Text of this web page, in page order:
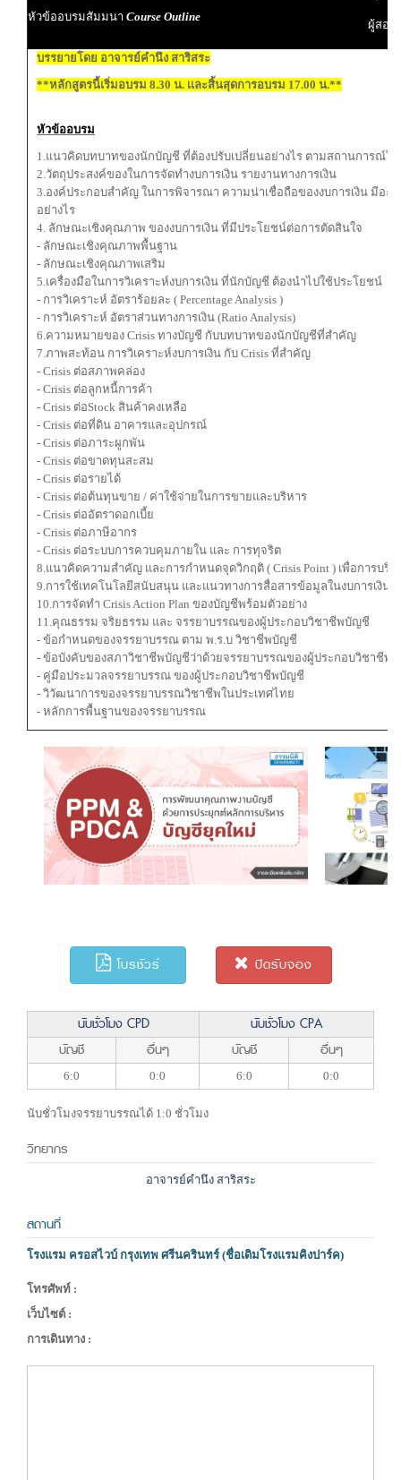
หัวข้ออบรมสัมมนา Course Outline
ผู้สอบ
บรรยายโดย อาจารย์คำนึง สาริสระ
**หลักสูตรนี้เริ่มอบรม 8.30 น. เเละสิ้นสุดการอบรม 17.00 น.**
หัวข้ออบรม
1.แนวคิดบทบาทของนักบัญชี ที่ต้องปรับเปลี่ยนอย่างไร ตามสถานการณ์ใ
2.วัตถุประสงค์ของในการจัดทำงบการเงิน รายงานทางการเงิน
3.องค์ประกอบสำคัญ ในการพิจารณา ความน่าเชื่อถือของงบการเงิน มีอะ
อย่างไร
4. ลักษณะเชิงคุณภาพ ของงบการเงิน ที่มีประโยชน์ต่อการตัดสินใจ
- ลักษณะเชิงคุณภาพพื้นฐาน
- ลักษณะเชิงคุณภาพเสริม
5.เครื่องมือในการวิเคราะห์งบการเงิน ที่นักบัญชี ต้องนำไปใช้ประโยชน์
- การวิเคราะห์ อัตราร้อยละ ( Percentage Analysis )
- การวิเคราะห์ อัตราส่วนทางการเงิน (Ratio Analysis)
6.ความหมายของ Crisis ทางบัญชี กับบทบาทของนักบัญชีที่สำคัญ
7.ภาพสะท้อน การวิเคราะห์งบการเงิน กับ Crisis ที่สำคัญ
- Crisis ต่อสภาพคล่อง
- Crisis ต่อลูกหนี้การค้า
- Crisis ต่อStock สินค้าคงเหลือ
- Crisis ต่อที่ดิน อาคารและอุปกรณ์
- Crisis ต่อภาระผูกพัน
- Crisis ต่อขาดทุนสะสม
- Crisis ต่อรายได้
- Crisis ต่อต้นทุนขาย / ค่าใช้จ่ายในการขายและบริหาร
- Crisis ต่ออัตราดอกเบี้ย
- Crisis ต่อภาษีอากร
- Crisis ต่อระบบการควบคุมภายใน และ การทุจริต
8.แนวคิดความสำคัญ และการกำหนดจุดวิกฤติ ( Crisis Point ) เพื่อการบริ
9.การใช้เทคโนโลยีสนับสนุน และแนวทางการสื่อสารข้อมูลในงบการเงิน กับ
10.การจัดทำ Crisis Action Plan ของบัญชีพร้อมตัวอย่าง
11.คุณธรรม จริยธรรม และ จรรยาบรรณของผู้ประกอบวิชาชีพบัญชี
- ข้อกำหนดของจรรยาบรรณ ตาม พ.ร.บ วิชาชีพบัญชี
- ข้อบังคับของสภาวิชาชีพบัญชีว่าด้วยจรรยาบรรณของผู้ประกอบวิชาชีพ
- คู่มือประมวลจรรยาบรรณ ของผู้ประกอบวิชาชีพบัญชี
- วิวัฒนาการของจรรยาบรรณวิชาชีพในประเทศไทย
- หลักการพื้นฐานของจรรยาบรรณ
โบรชัวร์ ปิดรับจอง
นับชั่วโมง CPD
นับชั่วโมง CPA
บัญชี
อื่นๆ บัญชี อื่นๆ
6:0 0:0 6:0 0:0
นับชั่วโมงจรรยาบรรณได้ 1:0 ชั่วโมง
วิทยากร
อาจารย์คำนึง สาริสระ
สถานที่
โรงแรม ครอสไวบ์ กรุงเทพ ศรีนครินทร์ (ชื่อเดิมโรงแรมคิงปาร์ค)
โทรศัพท์ :
เว็บไซต์ :
การเดินทาง :